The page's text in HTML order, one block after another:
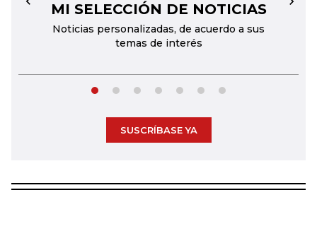
MI SELECCIÓN DE NOTICIAS
Noticias personalizadas, de acuerdo a sus
temas de interés
← →
SUSCRÍBASE YA